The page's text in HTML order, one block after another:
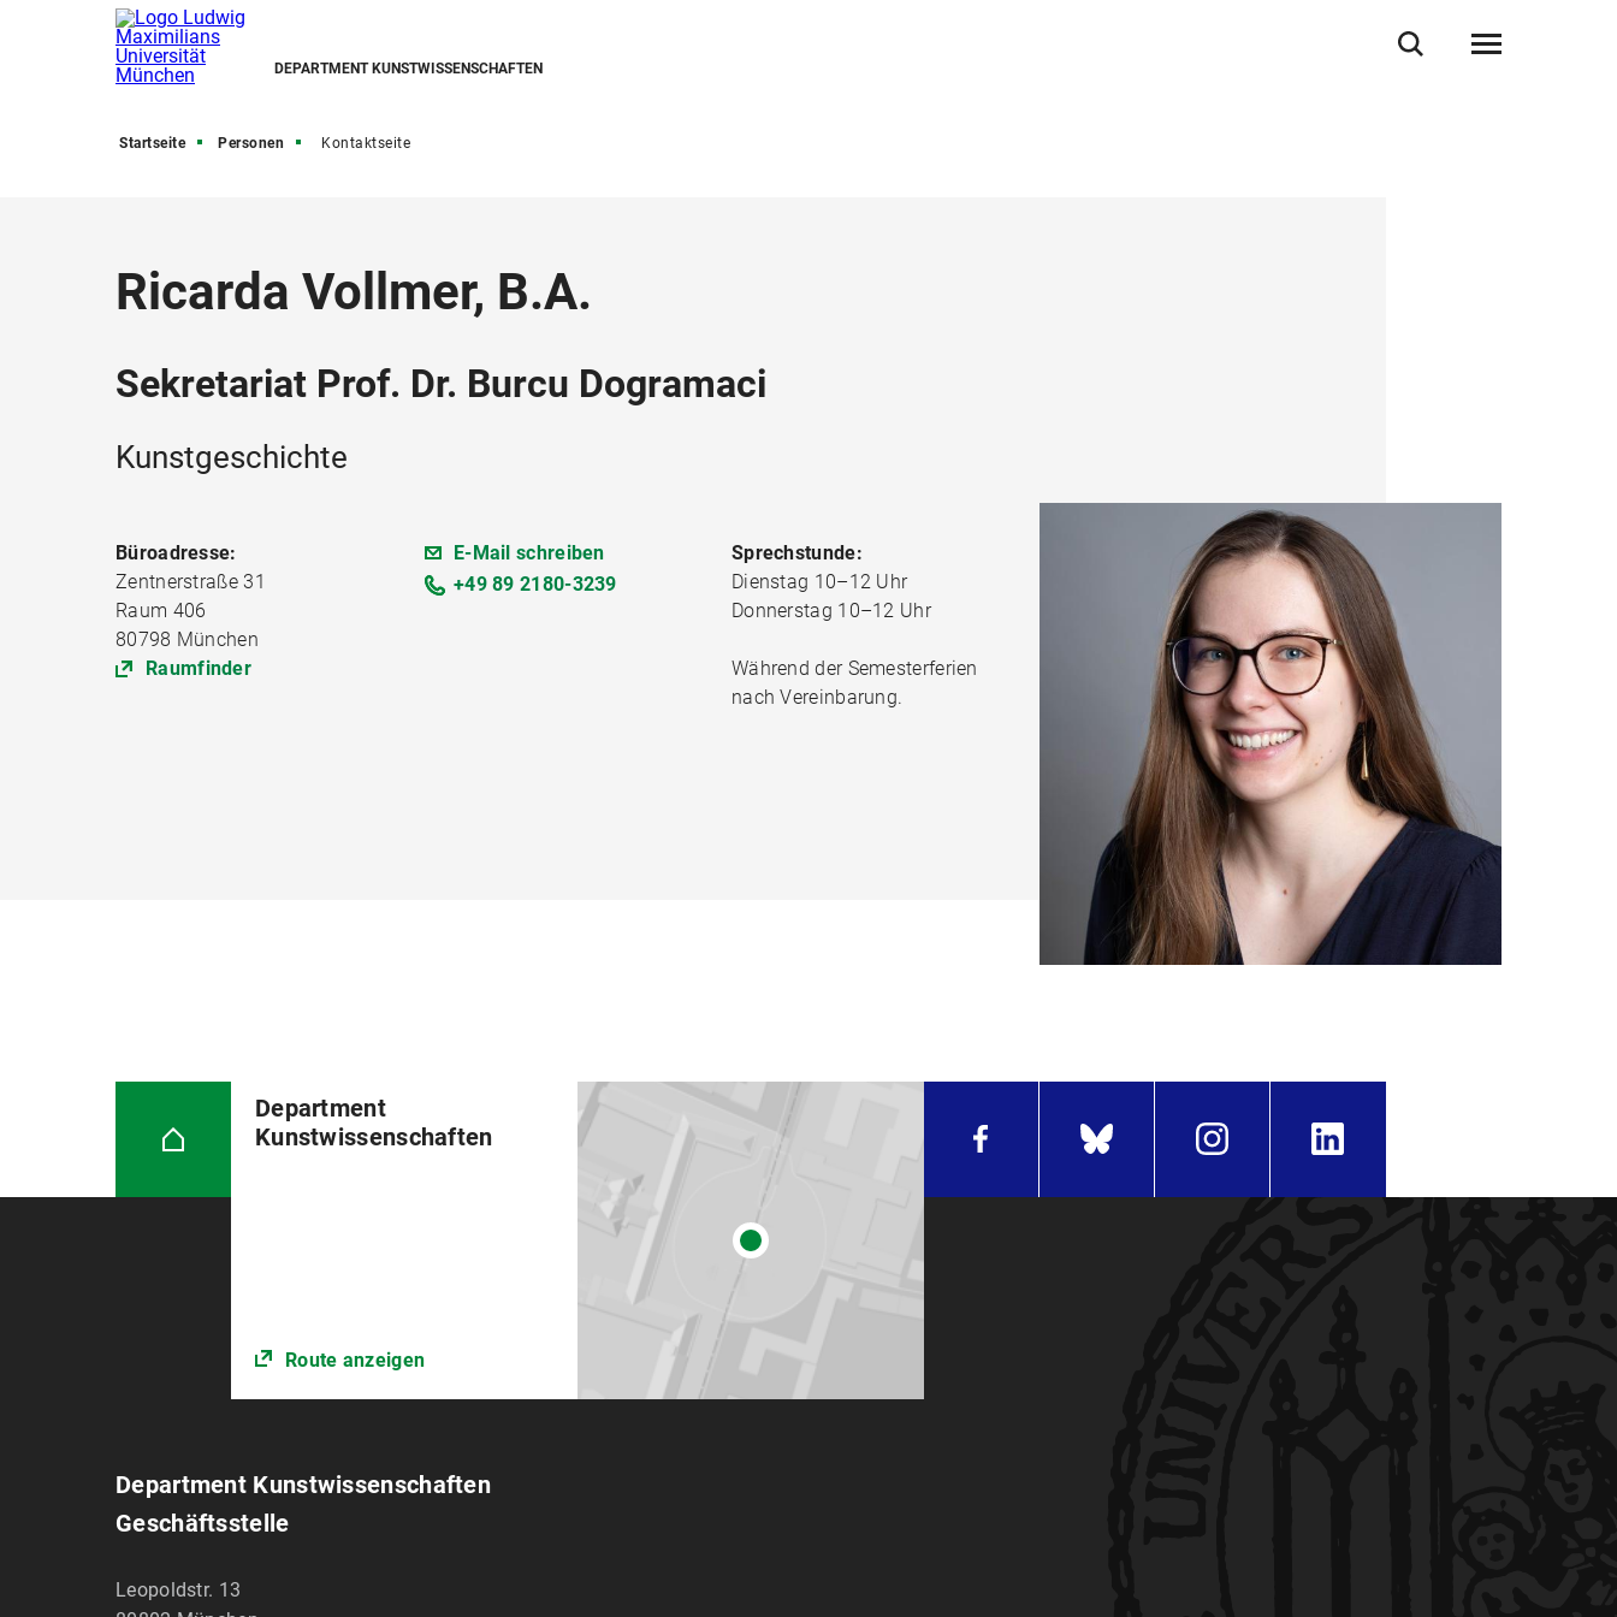
DEPARTMENT KUNSTWISSENSCHAFTEN
Startseite Personen Kontaktseite
Ricarda Vollmer, B.A.
Sekretariat Prof. Dr. Burcu Dogramaci
Kunstgeschichte
Büroadresse:
Zentnerstraße 31
Raum 406
80798 München
Raumfinder
E-Mail schreiben
+49 89 2180-3239
Sprechstunde:
Dienstag 10–12 Uhr
Donnerstag 10–12 Uhr
Während der Semesterferien
nach Vereinbarung.
Department
Kunstwissenschaften
Route anzeigen
Department Kunstwissenschaften
Geschäftsstelle
Leopoldstr. 13